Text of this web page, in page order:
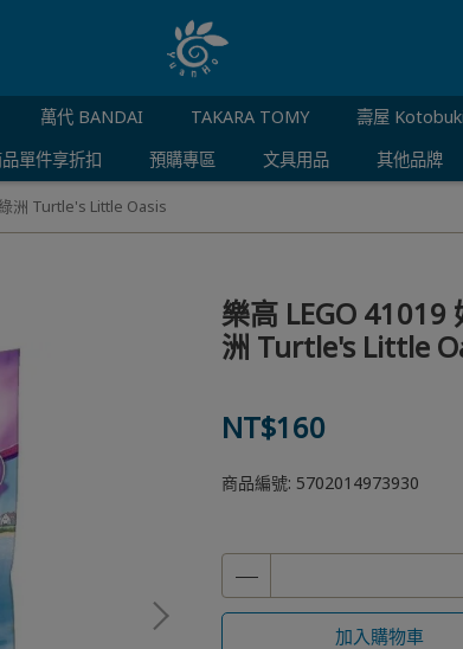
萬代 BANDAI TAKARA TOMY
壽屋
單件享折扣
預購專區 文具用品 其他品牌
洲 Turtle's Little Oasis
樂高 LEGO 41019
洲 Turtle's Little
NT$160
商品編號: 5702014973930
加入購物車